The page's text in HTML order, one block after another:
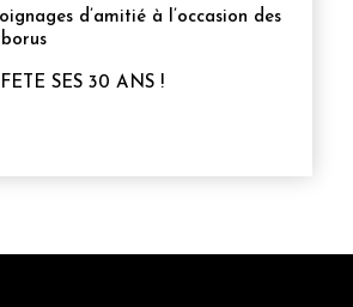
d’amitié à l’occasion des
SES 30 ANS !